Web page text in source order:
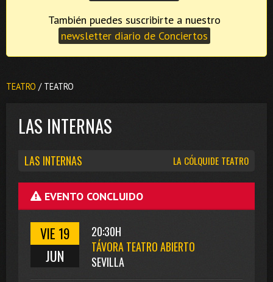
newsletter diario de Conciertos
TEATRO / TEATRO
LAS INTERNAS
LA CÓLQUIDE TEATRO
LAS INTERNAS
EVENTO CONCLUIDO
VIE 19
JUN
20:30H
TÁVORA TEATRO ABIERTO
SEVILLA